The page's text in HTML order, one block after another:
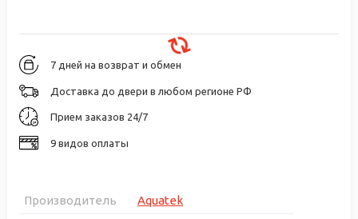
7 дней на возврат и обмен
Доставка до двери в любом регионе РФ
Прием заказов 24/7
9 видов оплаты
Производитель
Aquatek